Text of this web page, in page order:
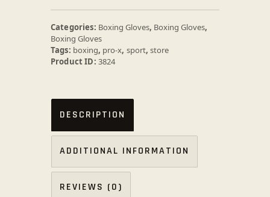
Categories: Boxing Gloves, Boxing Gloves,
Boxing Gloves
Tags: boxing, pro-x, sport, store
Product ID: 3824
DESCRIPTION
ADDITIONAL INFORMATION
REVIEWS (0)